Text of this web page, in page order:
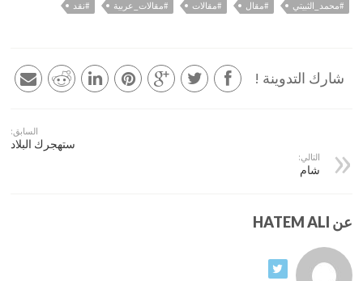
#محمد_الثبيتي
#مقال #مقالات #مقالات_عربية #نقد
شارك التدوينة !
السابق:
ستهجرك البلاد
التالي:
شام
عن HATEM ALI